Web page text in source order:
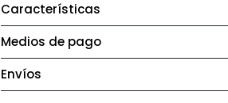
Características
Medios de pago
Envíos